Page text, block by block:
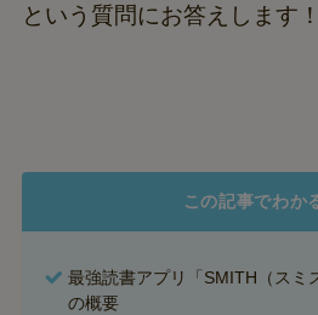
という質問にお答えします！
この記事でわか
最強読書アプリ「SMITH（スミ
の概要